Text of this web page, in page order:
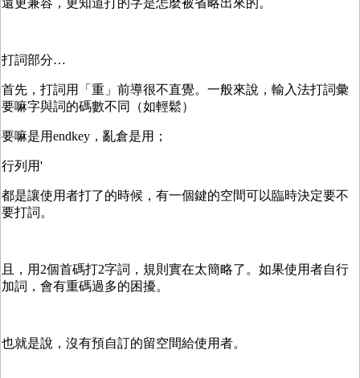
還更兼容，更知道打的字是怎麼被省略出來的。
打詞部分…
首先，打詞用「重」前導很不直覺。一般來說，輸入法打詞彙
要嘛字與詞的碼數不同（如輕鬆）
要嘛是用endkey，亂倉是用；
行列用'
都是讓使用者打了的時候，有一個鍵的空間可以臨時決定要不
要打詞。
且，用2個首碼打2字詞，規則實在太簡略了。如果使用者自行
加詞，會有重碼過多的困擾。
也就是說，沒有預自訂的留空間給使用者。